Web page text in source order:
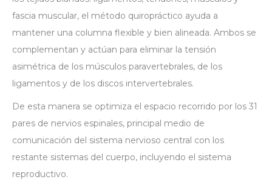
fascia muscular, el método quiropráctico ayuda a
mantener una columna flexible y bien alineada. Ambos se
complementan y actúan para eliminar la tensión
asimétrica de los músculos paravertebrales, de los
ligamentos y de los discos intervertebrales.
De esta manera se optimiza el espacio recorrido por los 31
pares de nervios espinales, principal medio de
comunicación del sistema nervioso central con los
restante sistemas del cuerpo, incluyendo el sistema
reproductivo.